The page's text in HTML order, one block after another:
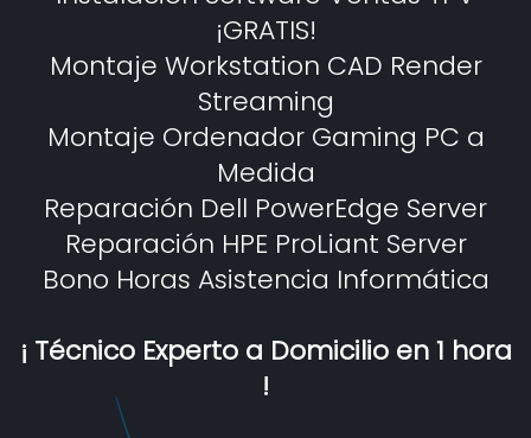
¡GRATIS!
Montaje Workstation CAD Render
Streaming
Montaje Ordenador Gaming PC a
Medida
Reparación Dell PowerEdge Server
Reparación HPE ProLiant Server
Bono Horas Asistencia Informática
¡ Técnico Experto a Domicilio en 1 hora
!